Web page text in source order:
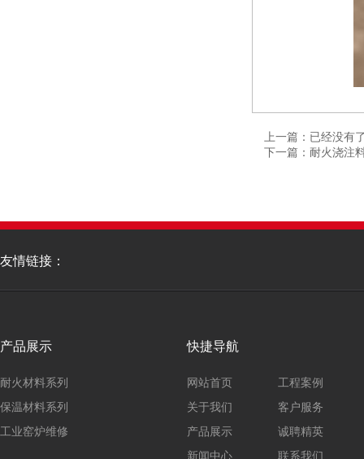
上一篇：已经没有
下一篇：耐火浇注
友情链接：
产品展示
耐火材料系列
保温材料系列
工业窑炉维修
快捷导航
网站首页
关于我们
产品展示
新闻中心
工程案例
客户服务
诚聘精英
联系我们